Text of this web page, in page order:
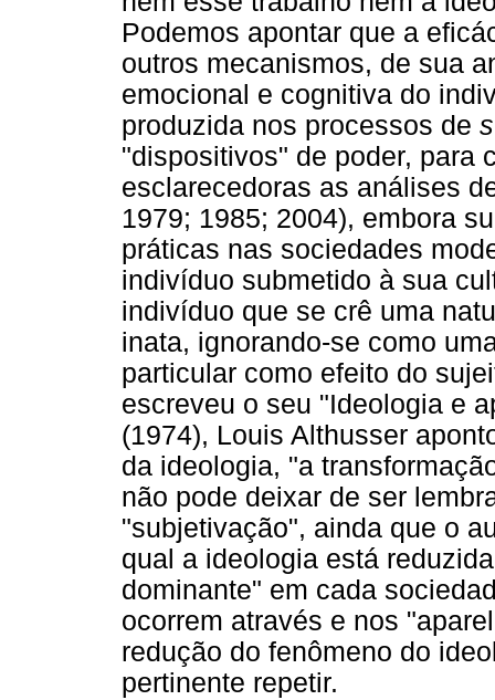
Podemos apontar que a
outros mecanismos, de sua
emocional e cognitiva do
produzida nos processos de
"dispositivos" de poder, para
esclarecedoras as análises
1979; 1985; 2004), embora
práticas nas sociedades
indivíduo submetido à sua
indivíduo que se crê uma
inata, ignorando-se como
particular como efeito do
escreveu o seu "Ideologia e
(1974), Louis Althusser
da ideologia, "a
não pode deixar de ser
"subjetivação", ainda que o
qual a ideologia está
dominante" em cada
ocorrem através e nos
redução do fenômeno do
pertinente repetir.